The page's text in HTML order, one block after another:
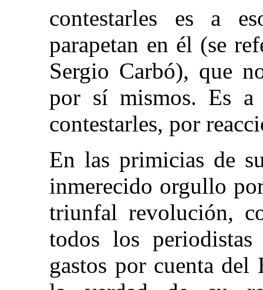
contestarles es a
parapetan en él (se
Sergio Carbó), que
por sí mismos. Es a
contestarles, por
En las primicias de
inmerecido orgullo
triunfal revolución,
todos los
gastos por cuenta del